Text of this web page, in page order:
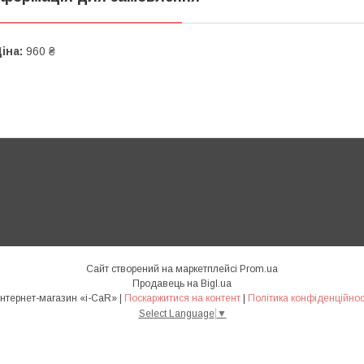
960 ₴
Сайт створений на маркетплейсі Prom.ua
Продавець на Bigl.ua
Интернет-магазин «i-CaR» | Поскаржитися на контент | Політика
Select Language ▼